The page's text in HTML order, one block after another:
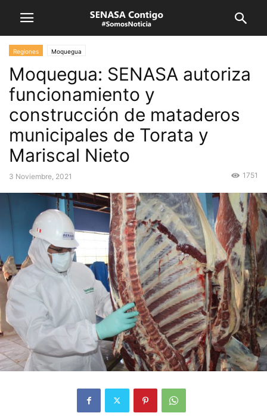
Regiones Moquegua
Moquegua: SENASA autoriza
funcionamiento y
construcción de mataderos
municipales de Torata y
Mariscal Nieto
3 Noviembre, 2021 1751